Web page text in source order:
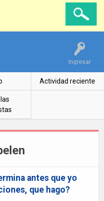
Ingresar
Actividad reciente
antes que yo
que hago?